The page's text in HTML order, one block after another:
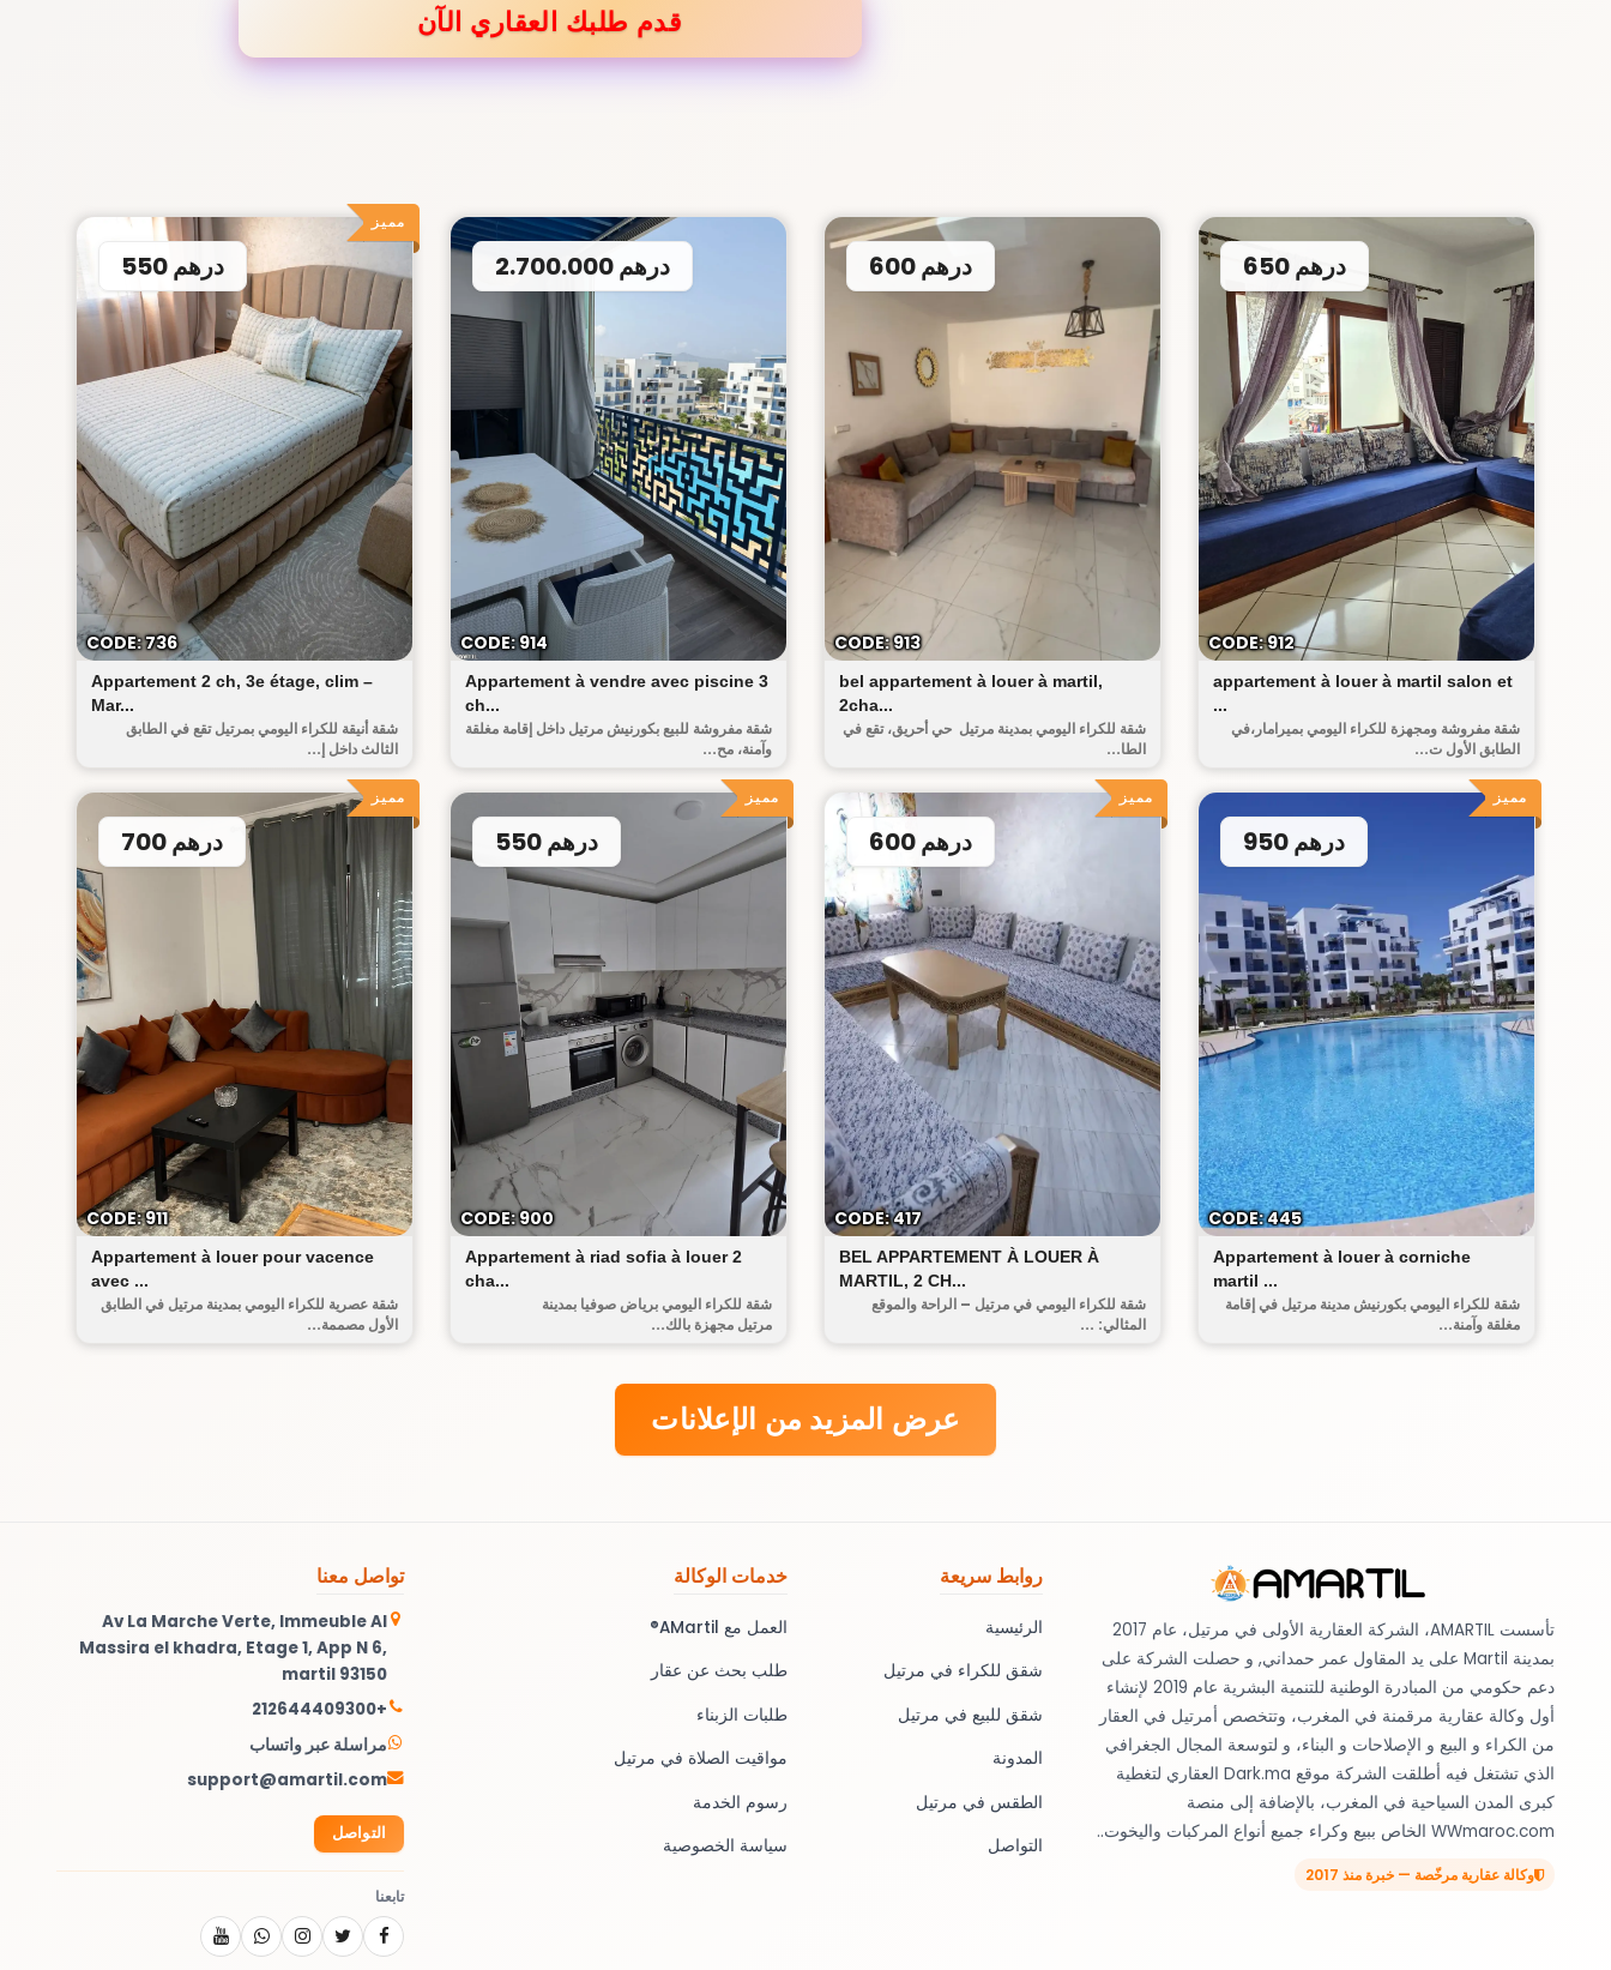
قدم طلبك العقاري الآن
مميز
رياض صوفيا
Appartement 2 ch, 3e étage, clim –
Mar...
550 درهم
شقة أنيقة للكراء اليومي بمرتيل تقع في الطابق
الثالث داخل إ...
CODE: 736
الكورنيش
Appartement à vendre avec piscine 3
ch...
2.700.000 درهم
شقة مفروشة للبيع بكورنيش مرتيل داخل إقامة مغلقة
وآمنة، مح...
CODE: 914
أحريق
bel appartement à louer à martil,
2cha...
600 درهم
شقة للكراء اليومي بمدينة مرتيل حي أحريق، تقع في
الطا...
CODE: 913
appartement à louer à martil salon et
...
650 درهم
شقة مفروشة ومجهزة للكراء اليومي بميرامار،في
الطابق الأول ت...
CODE: 912
مميز
الحومة الجديدة
Appartement à louer pour vacence
avec ...
700 درهم
شقة عصرية للكراء اليومي بمدينة مرتيل في الطابق
الأول مصممة...
CODE: 911
مميز
رياض صوفيا
Appartement à riad sofia à louer 2
cha...
550 درهم
شقة للكراء اليومي برياض صوفيا بمدينة
مرتيل مجهزة بالك...
CODE: 900
مميز
أحريق
BEL APPARTEMENT À LOUER À
MARTIL, 2 CH...
600 درهم
شقة للكراء اليومي في مرتيل – الراحة والموقع
المثالي: ...
CODE: 417
مميز
Appartement à louer à corniche
martil ...
950 درهم
شقة للكراء اليومي بكورنيش مدينة مرتيل في إقامة
مغلقة وآمنة...
CODE: 445
عرض المزيد من الإعلانات
تأسست AMARTIL، الشركة العقارية الأولى في مرتيل، عام 2017
بمدينة Martil على يد المقاول عمر حمداني, و حصلت الشركة على
دعم حكومي من المبادرة الوطنية للتنمية البشرية عام 2019 لإنشاء
أول وكالة عقارية مرقمنة في المغرب، وتتخصص أمرتيل في العقار
من الكراء و البيع و الإصلاحات و البناء، و لتوسعة المجال الجغرافي
الذي تشتغل فيه أطلقت الشركة موقع Dark.ma العقاري لتغطية
كبرى المدن السياحية في المغرب، بالإضافة إلى منصة
WWmaroc.com الخاص ببيع وكراء جميع أنواع المركبات واليخوت..
وكالة عقارية مرخّصة — خبرة منذ 2017
روابط سريعة
الرئيسية
شقق للكراء في مرتيل
شقق للبيع في مرتيل
المدونة
الطقس في مرتيل
التواصل
خدمات الوكالة
العمل مع AMartil®
طلب بحث عن عقار
طلبات الزبناء
مواقيت الصلاة في مرتيل
رسوم الخدمة
سياسة الخصوصية
تواصل معنا
Av La Marche Verte, Immeuble Al
Massira el khadra, Etage 1, App N 6,
martil 93150
+212644409300
مراسلة عبر واتساب
support@amartil.com
التواصل
تابعنا